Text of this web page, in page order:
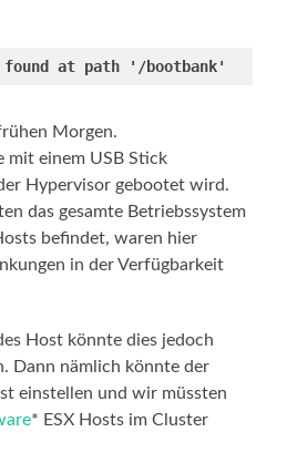
found at path '/bootbank'
Morgen.
mit einem USB Stick
Hypervisor gebootet wird.
das gesamte Betriebssystem
befindet, waren hier
in der Verfügbarkeit
Host könnte dies jedoch
Dann nämlich könnte der
einstellen und wir müssten
* ESX Hosts im Cluster